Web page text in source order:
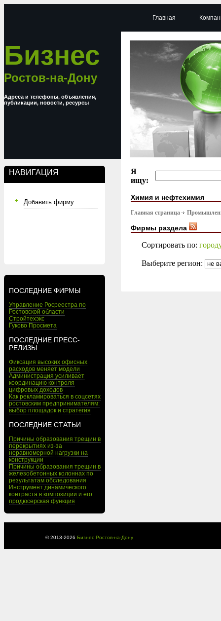
Бизнес
Ростов-на-Дону
Адреса и телефоны, объявления,
публикации, новости, ресурсы
НАВИГАЦИЯ
Добавить фирму
ПОСЛЕДНИЕ ФИРМЫ
Управление Росреестра по
Ростовской области
Стройтехэкс
Гуково Просмета
ПОСЛЕДНИЕ ПРЕСС-
РЕЛИЗЫ
Фиксация высоких офисных
расходов меняет модели
Администрация усиливает
координацию контроля
цифровых доходов
Как рекламироваться в соцсетях
ростовским предпринимателям:
выбор площадок и стратегия
ПОСЛЕДНИЕ СТАТЬИ
Причины образования трещин в
перекрытиях из-за
неравномерной нагрузки на
конструкции
Причины образования трещин в
железобетонных колоннах по
результатам обследования
Инструмент динамического
контраста в композиции и его
продюсерская функция
Главная
Я
ищу:
Химия и нефтехимия
Главная страница
Фирмы раздела
Сортировать по:
Выберите регион:
© 2013-2026 Бизнес Ростов-на-Дону